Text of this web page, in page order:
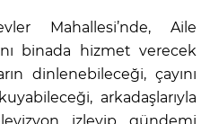
Mahallesi’nde, Aile
binada hizmet verecek
dinlenebileceği, çayını
arkadaşlarıyla